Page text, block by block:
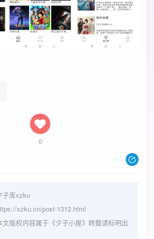
0
子库xzku
xzku.cn/post-1312.html
文版权内容属于《夕子小屋》转载请标明出